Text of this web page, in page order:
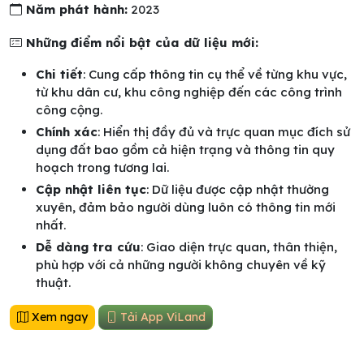
Năm phát hành: 2023
Những điểm nổi bật của dữ liệu mới:
Chi tiết: Cung cấp thông tin cụ thể về từng khu vực,
từ khu dân cư, khu công nghiệp đến các công trình
công cộng.
Chính xác: Hiển thị đầy đủ và trực quan mục đích sử
dụng đất bao gồm cả hiện trạng và thông tin quy
hoạch trong tương lai.
Cập nhật liên tục: Dữ liệu được cập nhật thường
xuyên, đảm bảo người dùng luôn có thông tin mới
nhất.
Dễ dàng tra cứu: Giao diện trực quan, thân thiện,
phù hợp với cả những người không chuyên về kỹ
thuật.
Xem ngay Tải App ViLand